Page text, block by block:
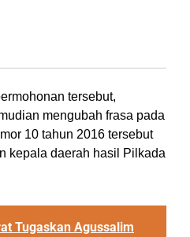
tersebut,
mengubah frasa pada
10 tahun 2016 tersebut
kepala daerah hasil Pilkada
Tugaskan Agussalim